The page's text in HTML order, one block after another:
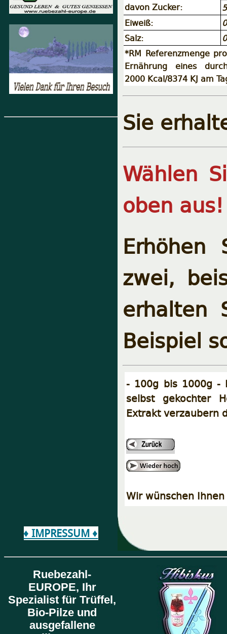
davon Zucker:
Eiweiß:
Salz:
*RM Referenzmenge
Ernährung eines
2000 Kcal/8374 KJ am
Sie
Wählen
oben aus!
zwei,
erhalten
Beispiel
- 100g bis 1000g -
selbst gekochter
Extrakt verzaubern
Wir wünschen
♦ IMPRESSUM ♦
Ruebezahl-
EUROPE, Ihr
Spezialist für Trüffel,
Bio-Pilze und
ausgefallene